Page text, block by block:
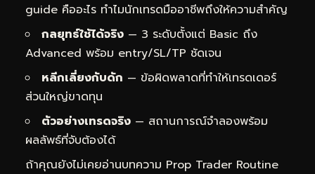
guide คืออะไร ทำไมนักเทรดมืออาชีพถึงให้ความสำคัญ
กลยุทธ์ใช้ได้จริง — 3 ระดับตั้งแต่ Basic ถึง
Advanced พร้อม entry/SL/TP ชัดเจน
หลีกเลี่ยงกับดัก — ข้อผิดพลาดที่ทำให้เทรดเดอร์
ส่วนใหญ่ขาดทุน
ตัวอย่างเทรดจริง — สถานการณ์จำลองพร้อม
ผลลัพธ์ที่จับต้องได้
ถ้าคุณยังไม่เคยอ่านบทความ Prop Trader Routine